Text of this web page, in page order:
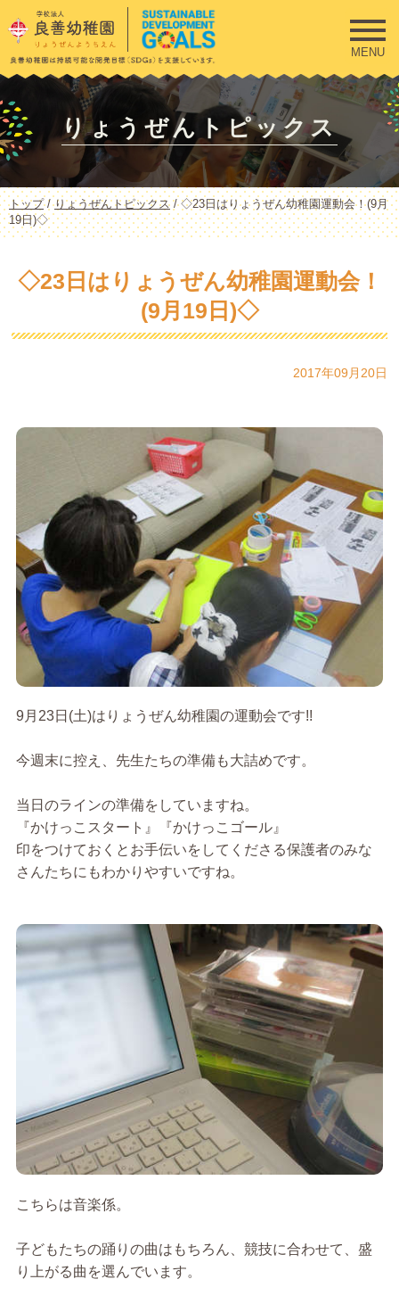
このページの本文へ
MENU
りょうぜんトピックス
現
在
の
置：
トップ/りょうぜんトピックス /◇23日はりょうぜん幼稚園運動会！(9月
19日)◇
◇23日はりょうぜん幼稚園運動会！
(9月19日)◇
2017年09月20日
9月23日(土)はりょうぜん幼稚園の運動会です!!
今週末に控え、先生たちの準備も大詰めです。
当日のラインの準備をしていますね。
『かけっこスタート』『かけっこゴール』
印をつけておくとお手伝いをしてくださる保護者のみな
さんたちにもわかりやすいですね。
こちらは音楽係。
子どもたちの踊りの曲はもちろん、競技に合わせて、盛
り上がる曲を選んでいます。